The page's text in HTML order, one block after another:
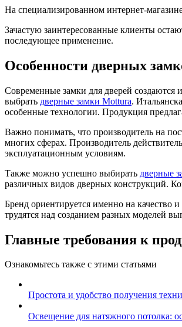
На специализированном интернет-
Зачастую заинтересованные клиенты
последующее применение.
Особенности дверных
Современные замки для дверей создаются
выбрать дверные замки Mottura.
особенные технологии. Продукция
Важно понимать, что производитель на
многих сферах. Производитель
эксплуатационным условиям.
Также можно успешно выбирать дверные
различных видов дверных конструкций.
Бренд ориентируется именно на
трудятся над созданием разных моделей
Главные требования к
Ознакомьтесь также с этими статьями
Простота и удобство получения
Освещение для натяжного потолка: